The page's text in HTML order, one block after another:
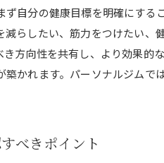
栄養管理とトレ
定期的な体力測
トレーナーとの
ジム外で取り入
専属トレーナー
自分の健康目標を明確にす
らしたい、筋力をつけたい
方向性を共有し、より効果
かれます。パーソナルジム
べきポイント